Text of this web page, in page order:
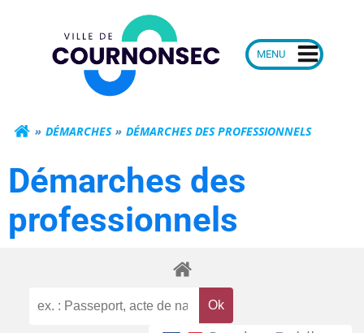
Mairie de
DÉMARCHES DÉMARCHES DES PROFESSIONNELS
Démarches des
professionnels